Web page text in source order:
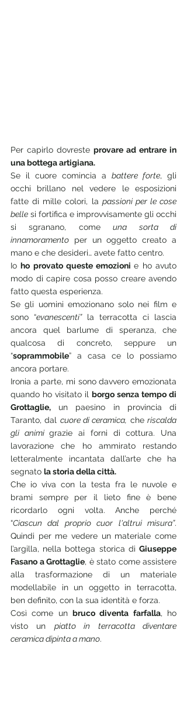
Per capirlo dovreste provare ad entrare in
una bottega artigiana.
Se il cuore comincia a battere forte, gli
occhi brillano nel vedere le esposizioni
fatte di mille colori, la passioni per le cose
belle si fortifica e improvvisamente gli occhi
si sgranano, come una sorta di
innamoramento per un oggetto creato a
mano e che desideri… avete fatto centro.
Io ho provato queste emozioni e ho avuto
modo di capire cosa posso creare avendo
fatto questa esperienza.
Se gli uomini emozionano solo nei film e
sono “evanescenti” la terracotta ci lascia
ancora quel barlume di speranza, che
qualcosa di concreto, seppure un
“soprammobile” a casa ce lo possiamo
ancora portare.
Ironia a parte, mi sono davvero emozionata
quando ho visitato il borgo senza tempo di
Grottaglie, un paesino in provincia di
Taranto, dal cuore di ceramica, che riscalda
gli animi grazie ai forni di cottura. Una
lavorazione che ho ammirato restando
letteralmente incantata dall’arte che ha
segnato la storia della città.
Che io viva con la testa fra le nuvole e
brami sempre per il lieto fine è bene
ricordarlo ogni volta. Anche perché
“Ciascun dal proprio cuor l'altrui misura”.
Quindi per me vedere un materiale come
l’argilla, nella bottega storica di Giuseppe
Fasano a Grottaglie, è stato come assistere
alla trasformazione di un materiale
modellabile in un oggetto in terracotta,
ben definito, con la sua identità e forza.
Così come un bruco diventa farfalla, ho
visto un piatto in terracotta diventare
ceramica dipinta a mano.